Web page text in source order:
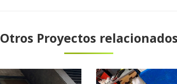
Otros Proyectos relacionados